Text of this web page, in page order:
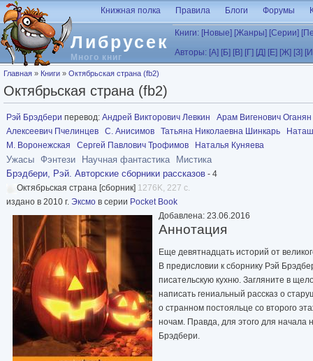
Перейти к основному содержанию
Либрусек
Много книг
Книжная полка Правила Блоги Форумы
Книги: [Новые] [Жанры] [Серии]
Авторы: [А] [Б] [В] [Г] [Д] [Е] [Ж] [З]
Вы здесь
Главная » Книги » Октябрьская страна (fb2)
Октябрьская страна (fb2)
Рэй Брэдбери перевод: Андрей Викторович Левкин
Арам Вигенович Оганян
Алексеевич Пчелинцев
С. Анисимов Татьяна Николаевна Шинкарь
М. Воронежская
Сергей Павлович Трофимов Наталья Куняева
Ужасы Фэнтези Научная фантастика
Мистика
Брэдбери, Рэй. Авторские сборники рассказов - 4
Октябрьская страна [сборник] 1276K, 227 с.
издано в 2010 г. Эксмо в серии Pocket Book
Добавлена: 23.06.2016
Аннотация
Еще девятнадцать историй от
В предисловии к сборнику Рэй
писательскую кухню. Загляните в
написать гениальный рассказ о
о странном постояльце со второго
ночам. Правда, для этого для начала
Брэдбери.